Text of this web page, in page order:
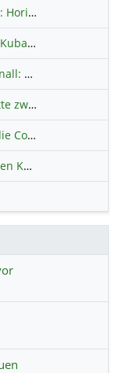
IRW-News: Horizon Petroleum Ltd. : Horizon Petroleum beginnt mit der Testförderung im Projekt Lachowice in Polen und schließt die Platzierung einer überzeichneten Wandelanleihe ab
Erneuter Strom-Blackout legt ganz Kuba lahm
Gold beendet Handelswoche mit Knall: Barrick Mining – Ist diese Aktie wieder ein Kauf?
Ölpreise fallen deutlich - Fortschritte zwischen USA und Iran belasten
Übernahmekampf eskaliert: Wird die Commerzbank italienisch?
Wachsendes Problem mit kriminellen Kunden im Online-Handel